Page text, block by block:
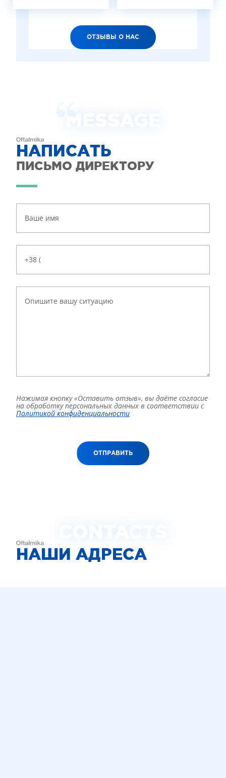
ОТЗЫВЫ О НАС
НАПИСАТЬ
ПИСЬМО ДИРЕКТОРУ
Нажимая кнопку «Оставить отзыв», вы даёте согласие
на обработку персональных данных в соответствии с
Политикой конфиденциальности
ОТПРАВИТЬ
НАШИ АДРЕСА